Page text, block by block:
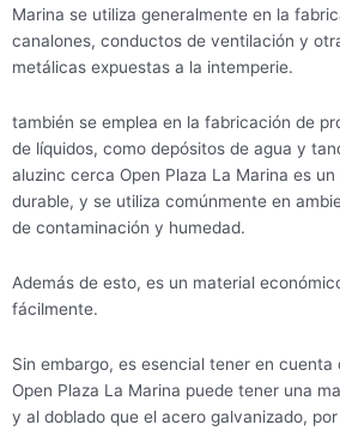
Marina se utiliza generalmente en la
canalones, conductos de ventilación y
metálicas expuestas a la intemperie.
también se emplea en la fabricación de
de líquidos, como depósitos de agua y
aluzinc cerca Open Plaza La Marina es
durable, y se utiliza comúnmente en
de contaminación y humedad.
Además de esto, es un material
fácilmente.
Sin embargo, es esencial tener en cuenta
Open Plaza La Marina puede tener una
y al doblado que el acero galvanizado,